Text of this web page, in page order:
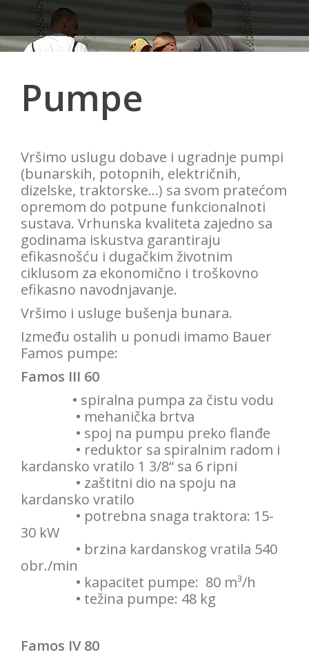
Pumpe
Vršimo uslugu dobave i ugradnje pumpi
(bunarskih, potopnih, električnih,
dizelske, traktorske…) sa svom pratećom
opremom do potpune funkcionalnoti
sustava. Vrhunska kvaliteta zajedno sa
godinama iskustva garantiraju
efikasnošću i dugačkim životnim
ciklusom za ekonomično i troškovno
efikasno navodnjavanje.
Vršimo i usluge bušenja bunara.
Između ostalih u ponudi imamo Bauer
Famos pumpe:
Famos III 60
• spiralna pumpa za čistu vodu
• mehanička brtva
• spoj na pumpu preko flanđe
• reduktor sa spiralnim radom i
kardansko vratilo 1 3/8“ sa 6 ripni
• zaštitni dio na spoju na
kardansko vratilo
• potrebna snaga traktora: 15-
30 kW
• brzina kardanskog vratila 540
obr./min
• kapacitet pumpe: 80 m³/h
• težina pumpe: 48 kg
Famos IV 80